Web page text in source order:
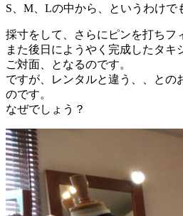
S、M、Lの中から、というわけで
採寸をして、さらにピンを打ちフ
また後日にようやく完成したタキ
ご対面、となるのです。
ですが、レンタルと違う、、との
のです。
なぜでしょう？